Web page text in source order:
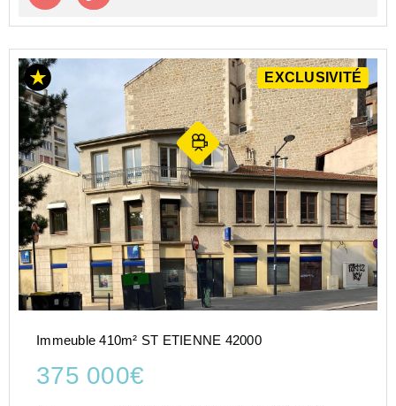
EXCLUSIVITÉ
Immeuble 410m² ST ETIENNE 42000
375 000€